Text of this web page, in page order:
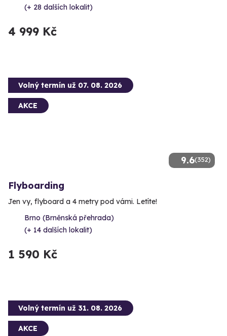
(+ 28 dalších lokalit)
4 999 Kč
9.6(352)
Volný termín už 07. 08. 2026
AKCE
Flyboarding
Jen vy, flyboard a 4 metry pod vámi. Letíte!
Brno (Brněnská přehrada)
(+ 14 dalších lokalit)
1 590 Kč
Volný termín už 31. 08. 2026
AKCE